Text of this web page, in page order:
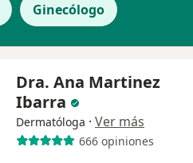
Ginecólogo
Dra. Ana Martinez
Ibarra
Dermatóloga · Ver más
666 opiniones